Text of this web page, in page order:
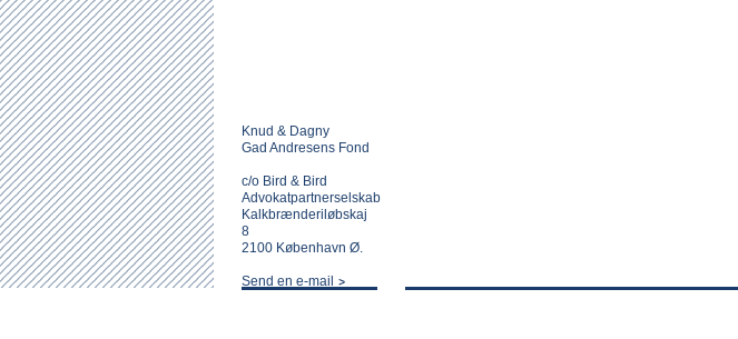
Knud & Dagny
Gad Andresens Fond
c/o Bird & Bird
Advokatpartnerselskab
Kalkbrænderiløbskaj
8
2100 København Ø.
Send en e-mail